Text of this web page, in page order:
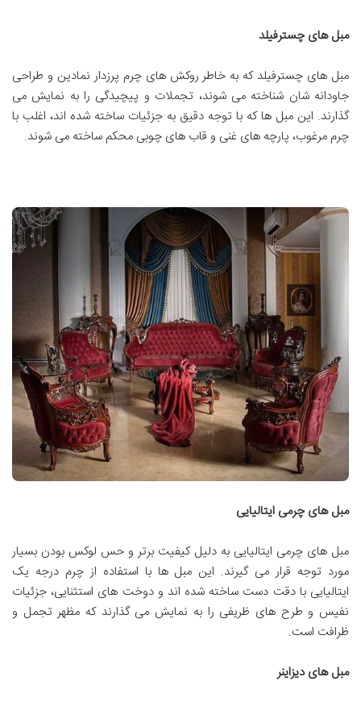
مبل های چسترفیلد
مبل های چسترفیلد که به خاطر روکش های چرم پرزدار نمادین و طراحی
جاودانه شان شناخته می شوند، تجملات و پیچیدگی را به نمایش می
گذارند. این مبل ها که با توجه دقیق به جزئیات ساخته شده اند، اغلب با
چرم مرغوب، پارچه های غنی و قاب های چوبی محکم ساخته می شوند.
مبل های چرمی ایتالیایی
مبل های چرمی ایتالیایی به دلیل کیفیت برتر و حس لوکس بودن بسیار
مورد توجه قرار می گیرند. این مبل ها با استفاده از چرم درجه یک
ایتالیایی با دقت دست ساخته شده اند و دوخت های استثنایی، جزئیات
نفیس و طرح های ظریفی را به نمایش می گذارند که مظهر تجمل و
ظرافت است.
مبل های دیزاینر